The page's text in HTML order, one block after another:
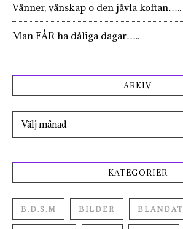
Vänner, vänskap o den jävla koftan…..
Man FÅR ha dåliga dagar…..
ARKIV
Arkiv
KATEGORIER
B.D.S.M BILDER BLANDAT